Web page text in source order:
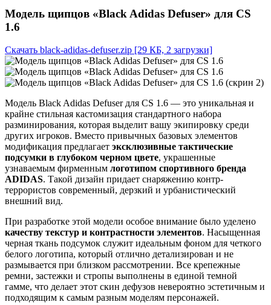
Модель щипцов «Black Adidas Defuser» для CS
1.6
Скачать black-adidas-defuser.zip [29 КБ, 2 загрузки]
Модель Black Adidas Defuser для CS 1.6 — это уникальная и
крайне стильная кастомизация стандартного набора
разминирования, которая выделит вашу экипировку среди
других игроков. Вместо привычных базовых элементов
модификация предлагает эксклюзивные тактические
подсумки в глубоком черном цвете, украшенные
узнаваемым фирменным логотипом спортивного бренда
ADIDAS. Такой дизайн придает снаряжению контр-
террористов современный, дерзкий и урбанистический
внешний вид.
При разработке этой модели особое внимание было уделено
качеству текстур и контрастности элементов. Насыщенная
черная ткань подсумок служит идеальным фоном для четкого
белого логотипа, который отлично детализирован и не
размывается при близком рассмотрении. Все крепежные
ремни, застежки и стропы выполнены в единой темной
гамме, что делает этот скин дефузов невероятно эстетичным и
подходящим к самым разным моделям персонажей.